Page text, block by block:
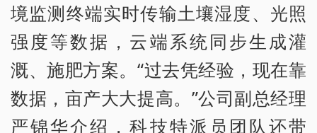
境监测终端实时传输土壤湿度、光照
强度等数据，云端系统同步生成灌
溉、施肥方案。“过去凭经验，现在靠
数据，亩产大大提高。”公司副总经理
严锦华介绍，科技特派员团队还带